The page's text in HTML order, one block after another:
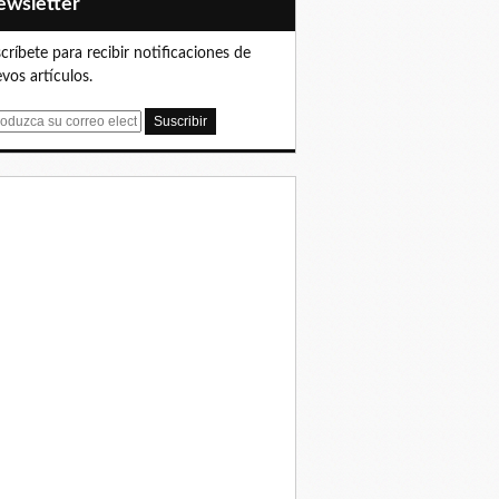
para recibir notificaciones de
artículos.